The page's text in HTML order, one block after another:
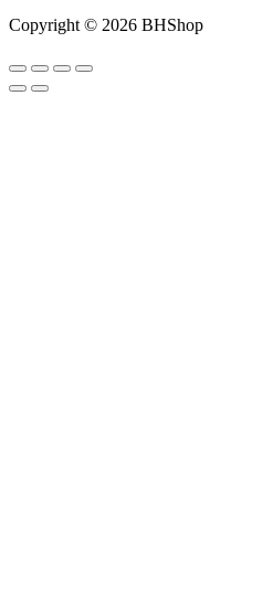
Copyright © 2026 BHShop